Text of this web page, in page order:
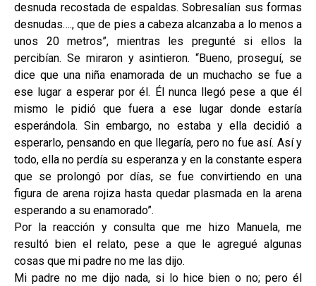
desnuda recostada de espaldas. Sobresalían sus formas
desnudas…., que de pies a cabeza alcanzaba a lo menos a
unos 20 metros”, mientras les pregunté si ellos la
percibían. Se miraron y asintieron. “Bueno, proseguí, se
dice que una niña enamorada de un muchacho se fue a
ese lugar a esperar por él. Él nunca llegó pese a que él
mismo le pidió que fuera a ese lugar donde estaría
esperándola. Sin embargo, no estaba y ella decidió a
esperarlo, pensando en que llegaría, pero no fue así. Así y
todo, ella no perdía su esperanza y en la constante espera
que se prolongó por días, se fue convirtiendo en una
figura de arena rojiza hasta quedar plasmada en la arena
esperando a su enamorado”.
Por la reacción y consulta que me hizo Manuela, me
resultó bien el relato, pese a que le agregué algunas
cosas que mi padre no me las dijo.
Mi padre no me dijo nada, si lo hice bien o no; pero él